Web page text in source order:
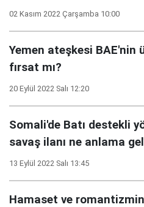
02 Kasım 2022 Çarşamba 10:00
Yemen ateşkesi BAE'nin
fırsat mı?
20 Eylül 2022 Salı 12:20
Somali'de Batı destekli
savaş ilanı ne anlama
13 Eylül 2022 Salı 13:45
Hamaset ve